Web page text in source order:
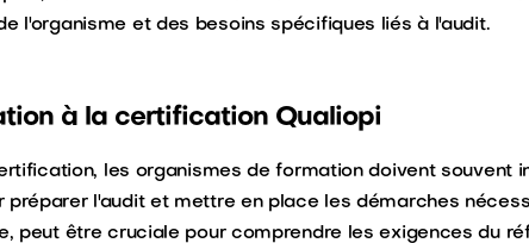
l'organisme et des besoins spécifiques liés à l'audit.
à la certification Qualiopi
les organismes de formation doivent souvent
préparer l'audit et mettre en place les démarches
peut être cruciale pour comprendre les exigences du